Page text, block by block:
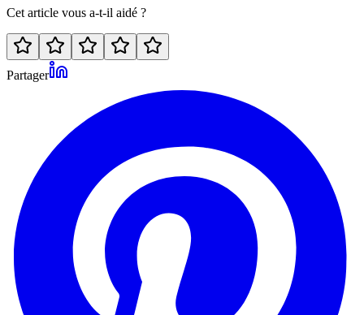
Cet article vous a-t-il aidé ?
Partager